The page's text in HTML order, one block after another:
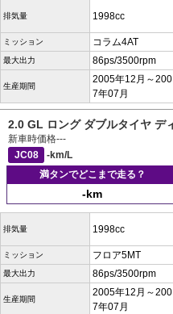
排気量 1998cc
ミッション コラム4AT
最大出力 86ps/3500rpm
生産期間
2005年12月～200
7年07月
2.0 GL ロング ダブルタイヤ デ
新車時価格---
JC08
-km/L
満タンでどこまで走る？
-km
排気量 1998cc
ミッション フロア5MT
最大出力 86ps/3500rpm
生産期間
2005年12月～200
7年07月